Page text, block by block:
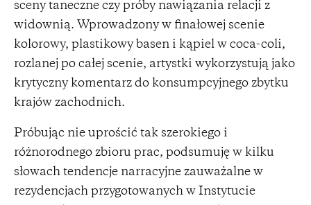
sceny taneczne czy próby nawiązania relacji z
widownią. Wprowadzony w finałowej scenie
kolorowy, plastikowy basen i kąpiel w coca-coli,
rozlanej po całej scenie, artystki wykorzystują jako
krytyczny komentarz do konsumpcyjnego zbytku
krajów zachodnich.
Próbując nie uprościć tak szerokiego i
różnorodnego zbioru prac, podsumuję w kilku
słowach tendencje narracyjne zauważalne w
rezydencjach przygotowanych w Instytucie